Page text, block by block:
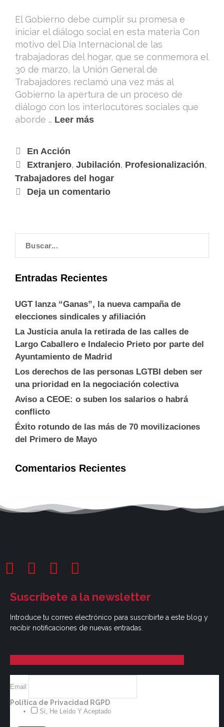
El Gobierno debe cumplir su promesa e
iniciar el diálogo social en esta materia Con
motivo del Día Internacional de las
trabajadoras del hogar, que se conmemora el
30 de marzo, la Unión General de
Trabajadores reclamó una vez más al
Gobierno la apertura de un proceso de
diálogo con los interlocutores sociales que
aborde … Leer más
En Acción
Extranjero, Jubilación, Profesionalización,
Trabajadores del hogar
Deja un comentario
Entradas Recientes
UGT lanza “Ganas”, la nueva campaña de
elecciones sindicales y afiliación
La Justicia anula la retirada de las calles de
Largo Caballero e Indalecio Prieto por parte del
Ayuntamiento de Madrid
Los derechos de las personas LGTBI deben ser
una prioridad en la negociación colectiva
Aviso a CEOE: o suben los salarios o habrá
conflicto
Éxito rotundo de las más de 70 movilizaciones
del Primero de Mayo
Comentarios Recientes
Suscríbete a la newsletter
Introduce tu correo electrónico para suscribirte a este blog y
recibir notificaciones de nuevas entradas.
Email
Política de Privacidad RGPD
Si, He Leído Y Aceptado